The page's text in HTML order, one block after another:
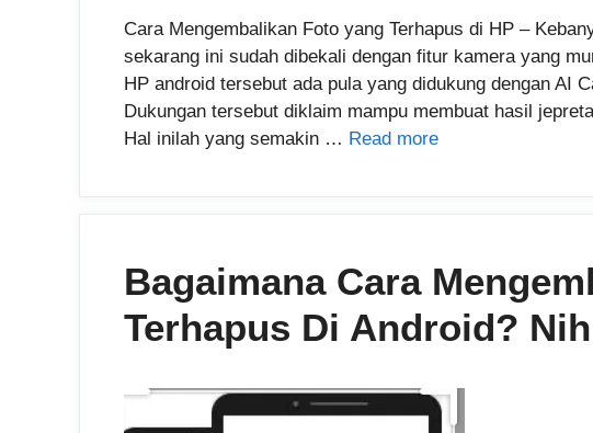
Cara Mengembalikan Foto yang Terhapus di HP –
sekarang ini sudah dibekali dengan fitur kamera yang
HP android tersebut ada pula yang didukung dengan AI
Dukungan tersebut diklaim mampu membuat hasil
Hal inilah yang semakin … Read more
Bagaimana Cara
Terhapus Di Android?